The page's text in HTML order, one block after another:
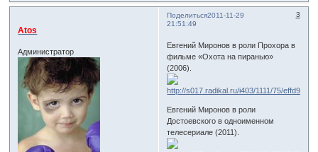
Поделиться 3
2011-11-29
21:51:49
Atos
Администратор
Евгений Миронов в роли Прохора в
фильме «Охота на пиранью»
(2006).
Евгений Миронов в роли
Достоевского в одноименном
телесериале (2011).